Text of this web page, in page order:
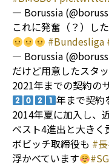
— Borussia
これに発奮（？）し
#Bundesliga
— Borussia
だけど用意したスタ
2021年までの契約の
年まで契約
2014年夏に加入し、
ベスト4進出と大きく
ボビッチ取締役も #
浮かべています